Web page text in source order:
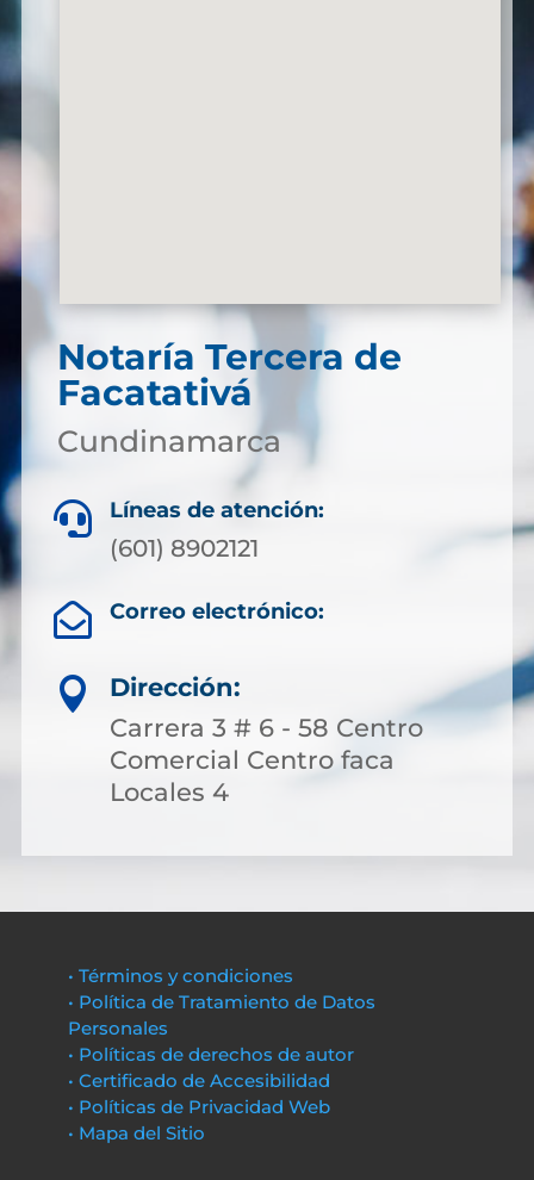
Notaría Tercera de
Facatativá
Cundinamarca
 Líneas de atención:
(601) 8902121
 Correo electrónico:

Dirección:
Carrera 3 # 6 - 58 Centro
Comercial Centro faca
Locales 4
• Términos y condiciones
• Política de Tratamiento de Datos
Personales
• Políticas de derechos de autor
• Certificado de Accesibilidad
• Políticas de Privacidad Web
• Mapa del Sitio